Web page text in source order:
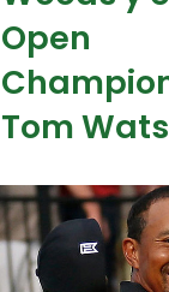
Open
Tom